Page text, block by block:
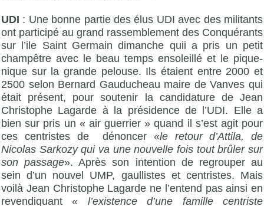
UDI : Une bonne partie des élus UDI avec des militants
ont participé au grand rassemblement des Conquérants
sur l’ile Saint Germain dimanche quii a pris un petit
champêtre avec le beau temps ensoleillé et le pique-
nique sur la grande pelouse. Ils étaient entre 2000 et
2500 selon Bernard Gauducheau maire de Vanves qui
était présent, pour soutenir la candidature de Jean
Christophe Lagarde à la présidence de l’UDI. Elle a
bien sur pris un « air guerrier » quand il s’est agit pour
ces centristes de dénoncer «le retour d’Attila, de
Nicolas Sarkozy qui va une nouvelle fois tout brûler sur
son passage». Après son intention de regrouper au
sein d’un nouvel UMP, gaullistes et centristes. Mais
voilà Jean Christophe Lagarde ne l’entend pas ainsi en
revendiquant « l’existence d’une famille centriste